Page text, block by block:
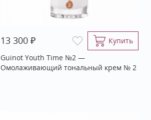
13 300 ₽
Купить
Guinot Youth Time №2 —
Омолаживающий тональный крем № 2